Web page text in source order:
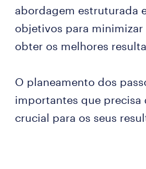
abordagem estruturada
objetivos para minimizar
obter os melhores
O planeamento dos
importantes que precisa
crucial para os seus